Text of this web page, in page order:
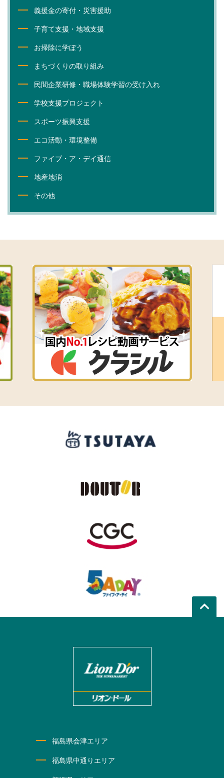
義援金の寄付・災害援助
子育て支援・地域支援
お掃除に学ぼう
まちづくりの取り組み
民間企業研修・職場体験学習の受け入れ
学校支援プロジェクト
スポーツ振興支援
エコ活動・環境整備
ファイブ・ア・デイ通信
地産地消
その他
福島県会津エリア
福島県中通りエリア